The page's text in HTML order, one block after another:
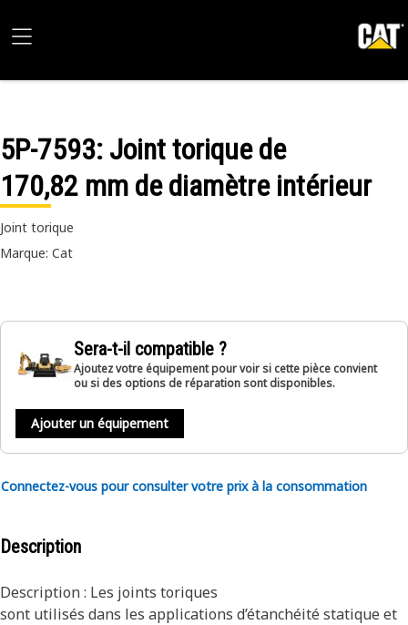
5P-7593: Joint torique de
170,82 mm de diamètre intérieur
Joint torique
Marque: Cat
Sera-t-il compatible ?
Ajoutez votre équipement pour voir si cette pièce convient
ou si des options de réparation sont disponibles.
Ajouter un équipement
Connectez-vous pour consulter votre prix à la consommation
Description
Description : Les joints toriques
sont utilisés dans les applications d’étanchéité statique et